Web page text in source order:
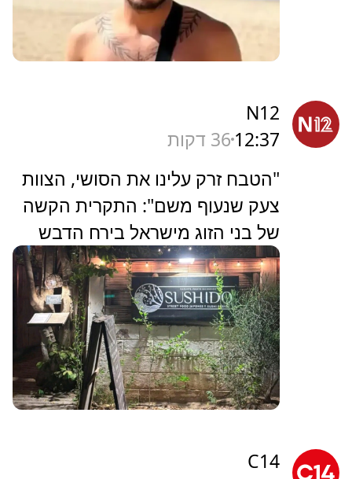
N12
12:37 36 דקות
"הטבח זרק עלינו את הסושי, הצוות
צעק שנעוף משם": התקרית הקשה
של בני הזוג מישראל בירח הדבש
C14